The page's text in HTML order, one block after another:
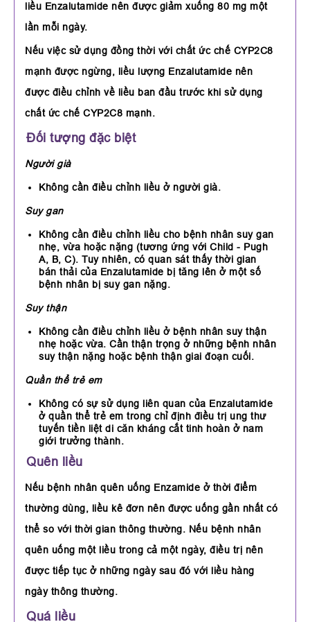
liều Enzalutamide nên được giảm xuống 80 mg một
lần mỗi ngày.
Nếu việc sử dụng đồng thời với chất ức chế CYP2C8
mạnh được ngừng, liều lượng Enzalutamide nên
được điều chỉnh về liều ban đầu trước khi sử dụng
chất ức chế CYP2C8 mạnh.
Đối tượng đặc biệt
Người già
Không cần điều chỉnh liều ở người già.
Suy gan
Không cần điều chỉnh liều cho bệnh nhân suy gan
nhẹ, vừa hoặc nặng (tương ứng với Child - Pugh
A, B, C). Tuy nhiên, có quan sát thấy thời gian
bán thải của Enzalutamide bị tăng lên ở một số
bệnh nhân bị suy gan nặng.
Suy thận
Không cần điều chỉnh liều ở bệnh nhân suy thận
nhẹ hoặc vừa. Cần thận trọng ở những bệnh nhân
suy thận nặng hoặc bệnh thận giai đoạn cuối.
Quần thể trẻ em
Không có sự sử dụng liên quan của Enzalutamide
ở quần thể trẻ em trong chỉ định điều trị ung thư
tuyến tiền liệt di căn kháng cắt tinh hoàn ở nam
giới trưởng thành.
Quên liều
Nếu bệnh nhân quên uống Enzamide ở thời điểm
thường dùng, liều kê đơn nên được uống gần nhất có
thể so với thời gian thông thường. Nếu bệnh nhân
quên uống một liều trong cả một ngày, điều trị nên
được tiếp tục ở những ngày sau đó với liều hàng
ngày thông thường.
Quá liều